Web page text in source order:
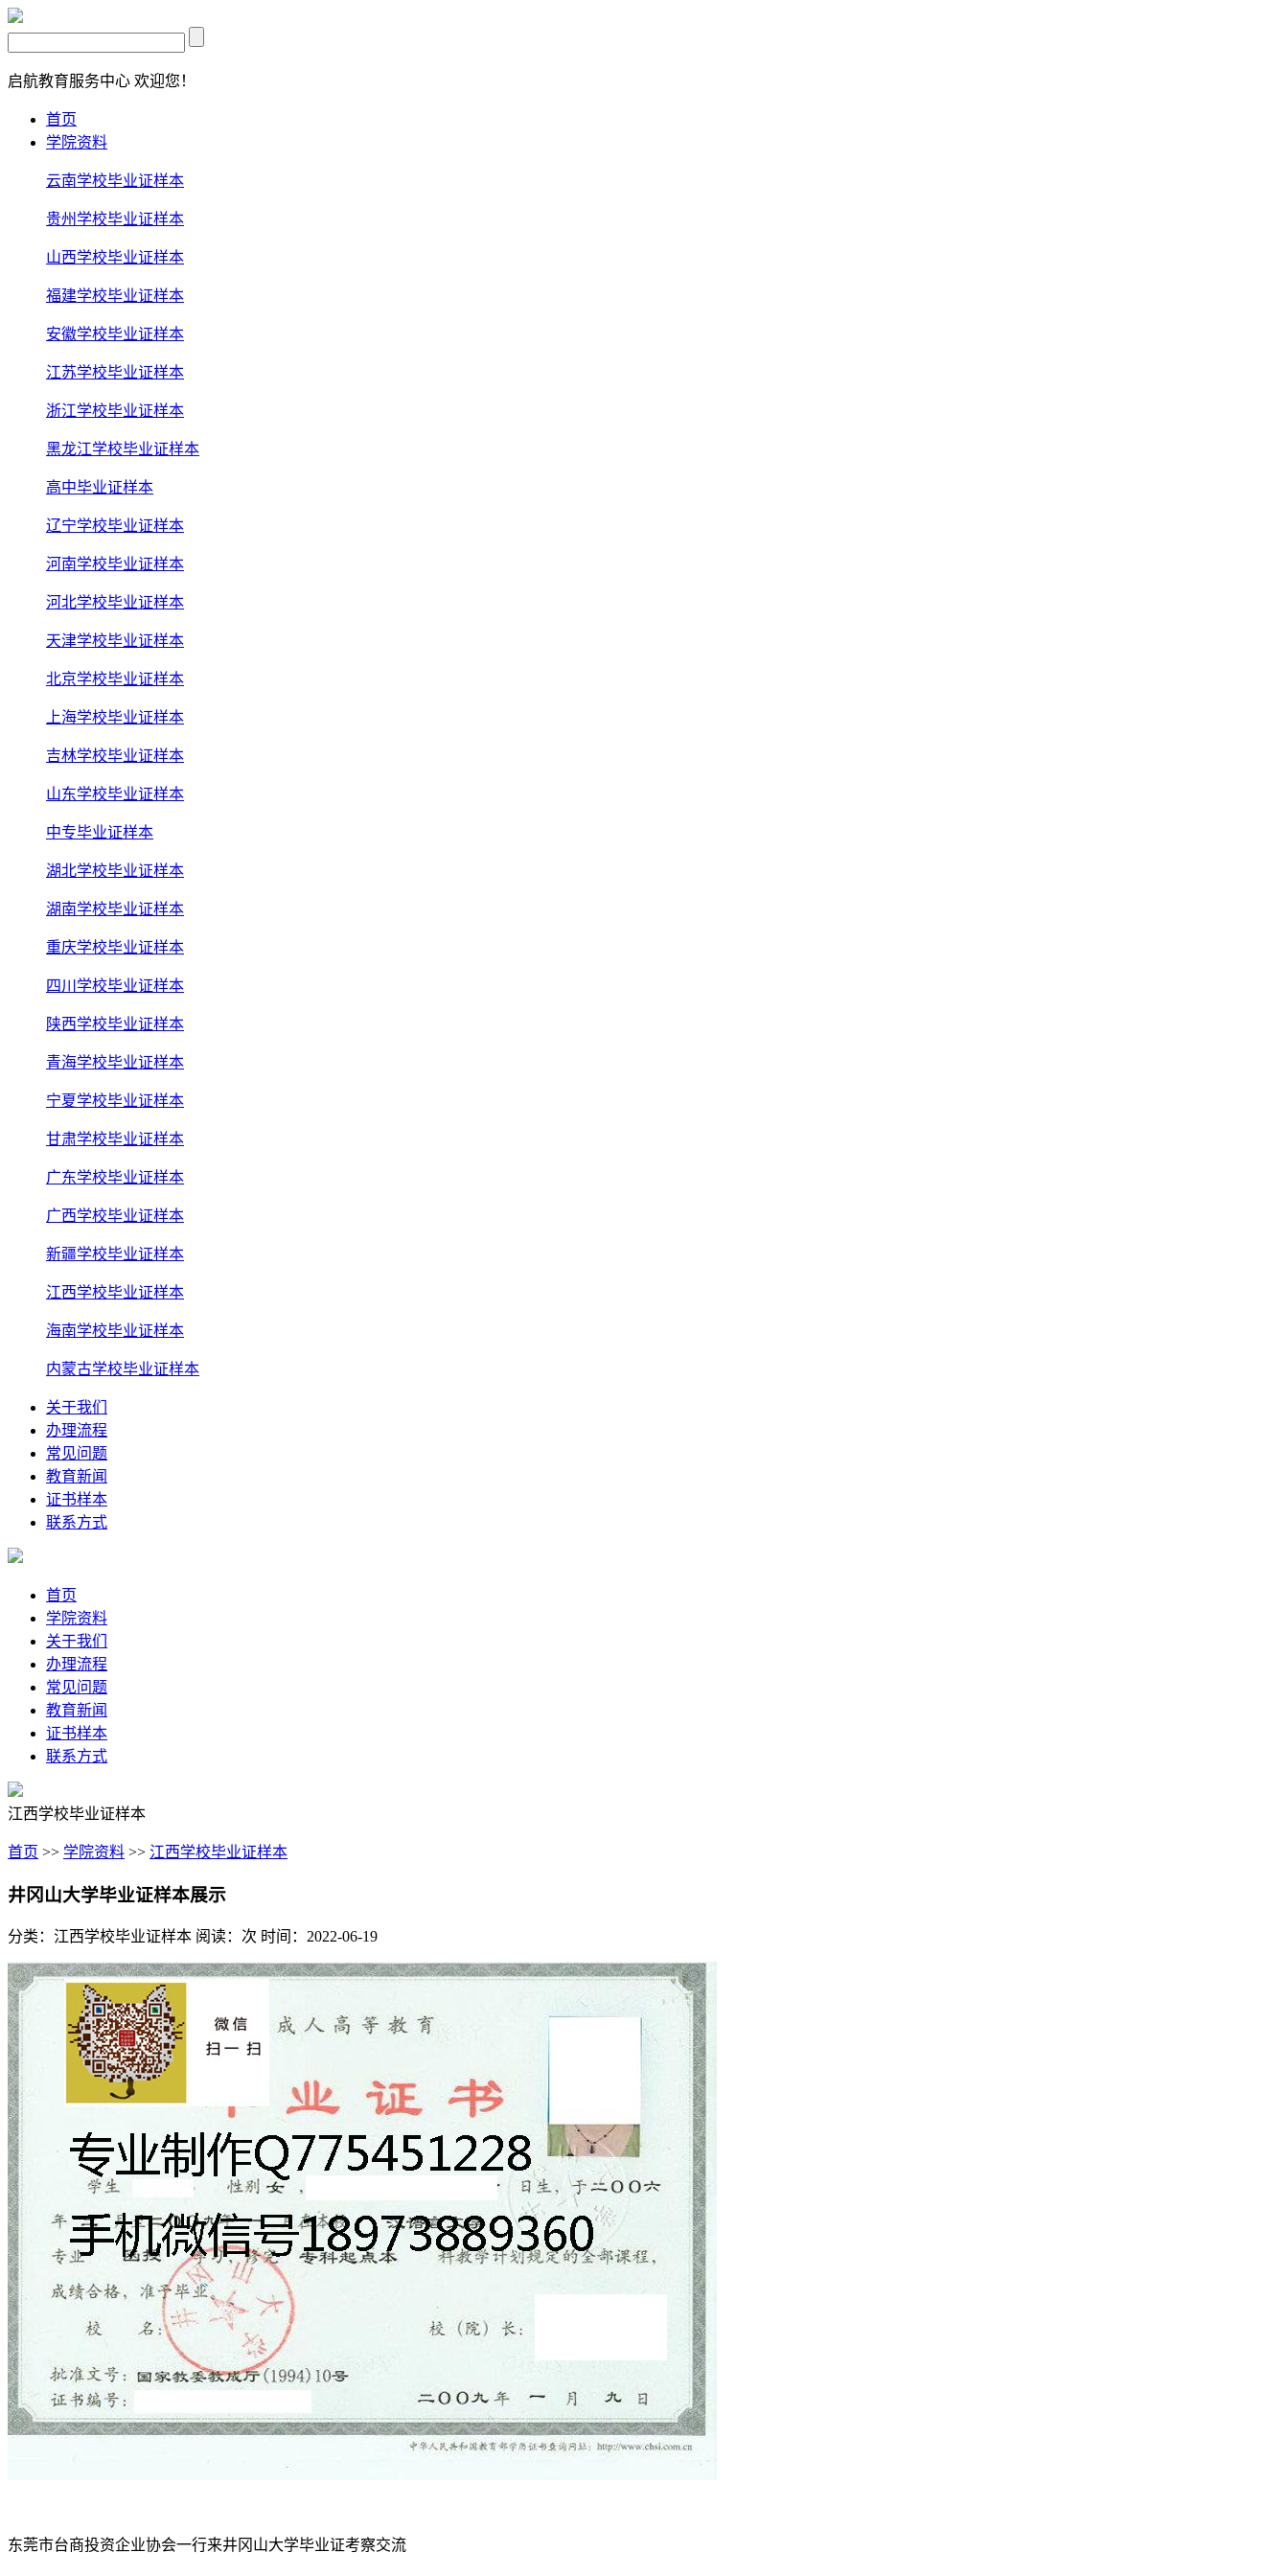
启航教育服务中心 欢迎您！
首页
学院资料
云南学校毕业证样本
贵州学校毕业证样本
山西学校毕业证样本
福建学校毕业证样本
安徽学校毕业证样本
江苏学校毕业证样本
浙江学校毕业证样本
黑龙江学校毕业证样本
高中毕业证样本
辽宁学校毕业证样本
河南学校毕业证样本
河北学校毕业证样本
天津学校毕业证样本
北京学校毕业证样本
上海学校毕业证样本
吉林学校毕业证样本
山东学校毕业证样本
中专毕业证样本
湖北学校毕业证样本
湖南学校毕业证样本
重庆学校毕业证样本
四川学校毕业证样本
陕西学校毕业证样本
青海学校毕业证样本
宁夏学校毕业证样本
甘肃学校毕业证样本
广东学校毕业证样本
广西学校毕业证样本
新疆学校毕业证样本
江西学校毕业证样本
海南学校毕业证样本
内蒙古学校毕业证样本
关于我们
办理流程
常见问题
教育新闻
证书样本
联系方式
首页
学院资料
关于我们
办理流程
常见问题
教育新闻
证书样本
联系方式
江西学校毕业证样本
首页 >> 学院资料 >> 江西学校毕业证样本
井冈山大学毕业证样本展示
分类：江西学校毕业证样本 阅读： 次 时间：2022-06-19
东莞市台商投资企业协会一行来井冈山大学毕业证考察交流